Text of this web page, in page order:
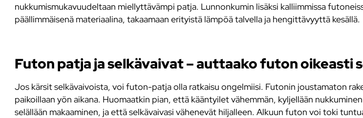
nukkumismukavuudeltaan miellyttävämpi patja. Lunnonkumin lisäksi kalliimmissa
päällimmäisenä materiaalina, takaamaan erityistä lämpöä talvella ja hengittävyyttä kesällä.
Futon patja ja selkävaivat – auttaako futon oikeasti
Jos kärsit selkävaivoista, voi futon-patja olla ratkaisu ongelmiisi. Futonin joustamaton
paikoillaan yön aikana. Huomaatkin pian, että kääntyilet vähemmän, kyljellään
selällään makaaminen, ja että selkävaivasi vähenevät hiljalleen. Alkuun futon voi toki